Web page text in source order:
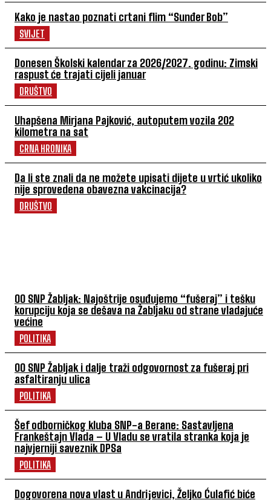
Kako je nastao poznati crtani flim “Sunđer Bob”
SVIJET
Donesen Školski kalendar za 2026/2027. godinu: Zimski
raspust će trajati cijeli januar
DRUŠTVO
Uhapšena Mirjana Pajković, autoputem vozila 202
kilometra na sat
CRNA HRONIKA
Da li ste znali da ne možete upisati dijete u vrtić ukoliko
nije sprovedena obavezna vakcinacija?
DRUŠTVO
OO SNP Žabljak: Najoštrije osuđujemo “fušeraj” i tešku
korupciju koja se dešava na Žabljaku od strane vladajuće
većine
POLITIKA
OO SNP Žabljak i dalje traži odgovornost za fušeraj pri
asfaltiranju ulica
POLITIKA
Šef odborničkog kluba SNP-a Berane: Sastavljena
Frankeštajn Vlada – U Vladu se vratila stranka koja je
najvjerniji saveznik DPSa
POLITIKA
Dogovorena nova vlast u Andriјevici, Željko Ćulafić biće